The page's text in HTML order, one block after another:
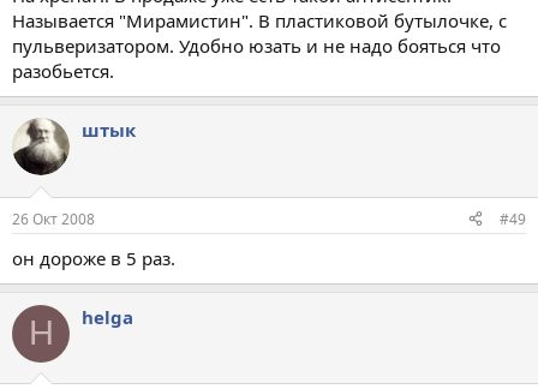
Называется "Мирамистин". В пластиковой бутылочке, с
пульверизатором. Удобно юзать и не надо бояться что
разобьется.
штык
26 Окт 2008 #49
он дороже в 5 раз.
H helga